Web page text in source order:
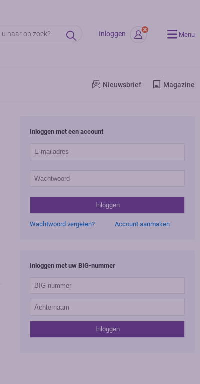
Inloggen Menu
Nieuwsbrief Magazine
Inloggen met een account
Wachtwoord vergeten? Account aanmaken
Inloggen met uw BIG-nummer